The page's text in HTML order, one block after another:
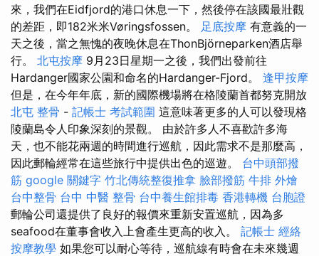
來，我們在Eidfjord的港口休息一下，然後停在該國最壯觀
的差距，即182米米Vøringsfossen。 足底按摩 有意義的一
天之後，當之無愧的夜晚休息在ThonBjörneparken酒店舉
行。 北屯按摩 9月23日星期一之後，我們出發前往
Hardanger國家公園和命名的Hardanger-Fjord。 逢甲按摩
但是，在今年年底，新的國際機場將在格陵蘭首都努克開放
北屯 整骨 - 記帳士 考試範圍 這意味著更多的人可以發現格
陵蘭島令人印象深刻的景觀。 由於許多人不喜歡許多海
天，也不能花兩週的時間進行巡航，因此需求不是那麼高，
因此郵輪經常在這些旅行中提供出色的巡遊。 台中頭部撥
筋 google 關鍵字 竹北傳統整復推拿 臉部撥筋 牛排 外燴
台中整骨 台中 中醫 整骨 台中養生館排毒 香港轉機 台胞證
郵輪公司還提供了良好的報價來重新安置巡航，因為多
seafood在董事會收入上會產生更高的收入。 記帳士 經絡
按摩教學 如果您可以耐心等待，巡航線有時會在未來幾週